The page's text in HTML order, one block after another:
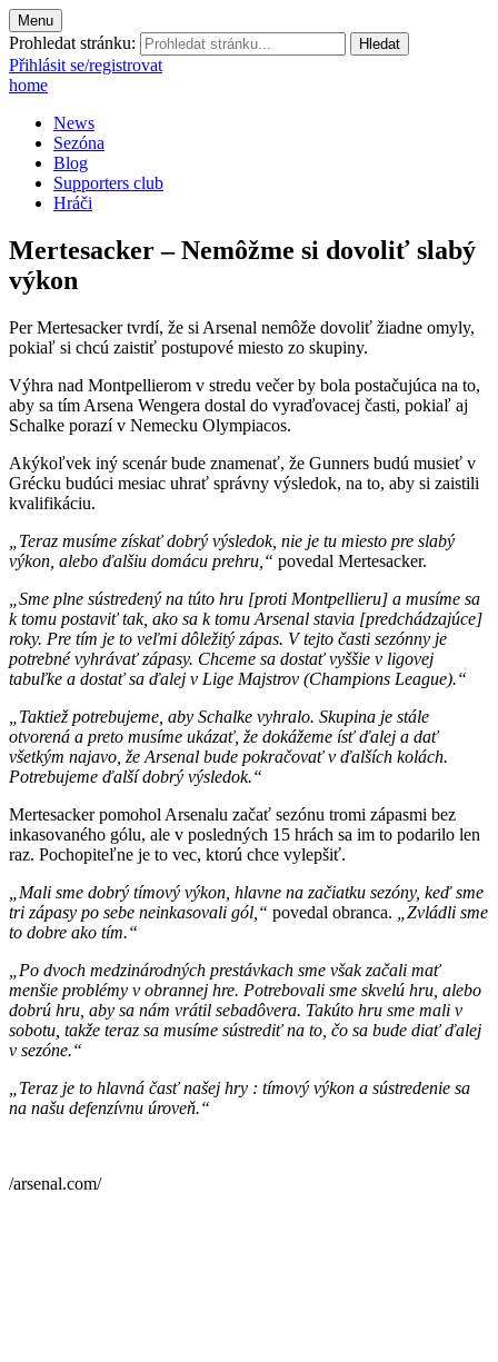
Menu
Prohledat stránku:
Přihlásit se/registrovat
home
News
Sezóna
Blog
Supporters club
Hráči
Mertesacker – Nemôžme si dovoliť slabý
výkon
Per Mertesacker tvrdí, že si Arsenal nemôže dovoliť žiadne omyly,
pokiaľ si chcú zaistiť postupové miesto zo skupiny.
Výhra nad Montpellierom v stredu večer by bola postačujúca na to,
aby sa tím Arsena Wengera dostal do vyraďovacej časti, pokiaľ aj
Schalke porazí v Nemecku Olympiacos.
Akýkoľvek iný scenár bude znamenať, že Gunners budú musieť v
Grécku budúci mesiac uhrať správny výsledok, na to, aby si zaistili
kvalifikáciu.
„Teraz musíme získať dobrý výsledok, nie je tu miesto pre slabý
výkon, alebo ďalšiu domácu prehru,“ povedal Mertesacker.
„Sme plne sústredený na túto hru [proti Montpellieru] a musíme sa
k tomu postaviť tak, ako sa k tomu Arsenal stavia [predchádzajúce]
roky. Pre tím je to veľmi dôležitý zápas. V tejto časti sezónny je
potrebné vyhrávať zápasy. Chceme sa dostať vyššie v ligovej
tabuľke a dostať sa ďalej v Lige Majstrov (Champions League).“
„Taktiež potrebujeme, aby Schalke vyhralo. Skupina je stále
otvorená a preto musíme ukázať, že dokážeme ísť ďalej a dať
všetkým najavo, že Arsenal bude pokračovať v ďalších kolách.
Potrebujeme ďalší dobrý výsledok.“
Mertesacker pomohol Arsenalu začať sezónu tromi zápasmi bez
inkasovaného gólu, ale v posledných 15 hrách sa im to podarilo len
raz. Pochopiteľne je to vec, ktorú chce vylepšiť.
„Mali sme dobrý tímový výkon, hlavne na začiatku sezóny, keď sme
tri zápasy po sebe neinkasovali gól,“ povedal obranca.
„Zvládli sme
to dobre ako tím.“
„Po dvoch medzinárodných prestávkach sme však začali mať
menšie problémy v obrannej hre. Potrebovali sme skvelú hru, alebo
dobrú hru, aby sa nám vrátil sebadôvera. Takúto hru sme mali v
sobotu, takže teraz sa musíme sústrediť na to, čo sa bude diať ďalej
v sezóne.“
„Teraz je to hlavná časť našej hry : tímový výkon a sústredenie sa
na našu defenzívnu úroveň.“
/arsenal.com/